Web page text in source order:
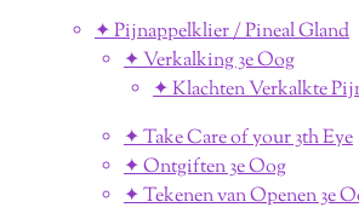
✦ Pijnappelklier / Pineal Gland
✦ Verkalking 3e Oog
✦ Klachten Verkalkte
✦ Take Care of your 3th Eye
✦ Ontgiften 3e Oog
✦ Tekenen van Openen 3e